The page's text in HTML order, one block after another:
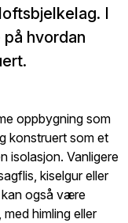
I
hvordan
oppbygning som
konstruert som et
isolasjon. Vanligere
kiselgur eller
kan også være
himling eller